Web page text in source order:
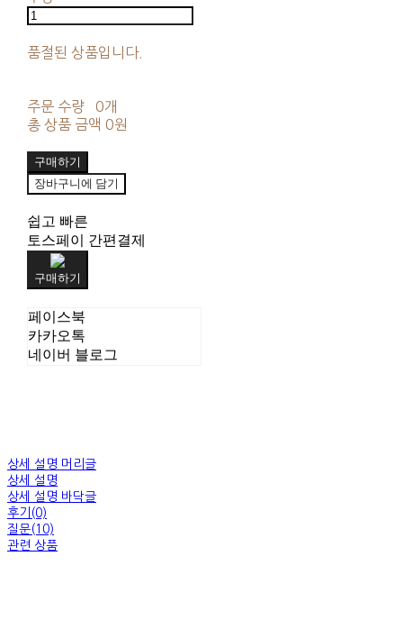
품절된 상품입니다.
주문 수량
0개
총 상품 금액 0원
구매하기
장바구니에 담기
쉽고 빠른
토스페이 간편결제
구매하기
페이스북
카카오톡
네이버 블로그
상세 설명 머리글
상세 설명
상세 설명 바닥글
후기(0)
질문(10)
관련 상품